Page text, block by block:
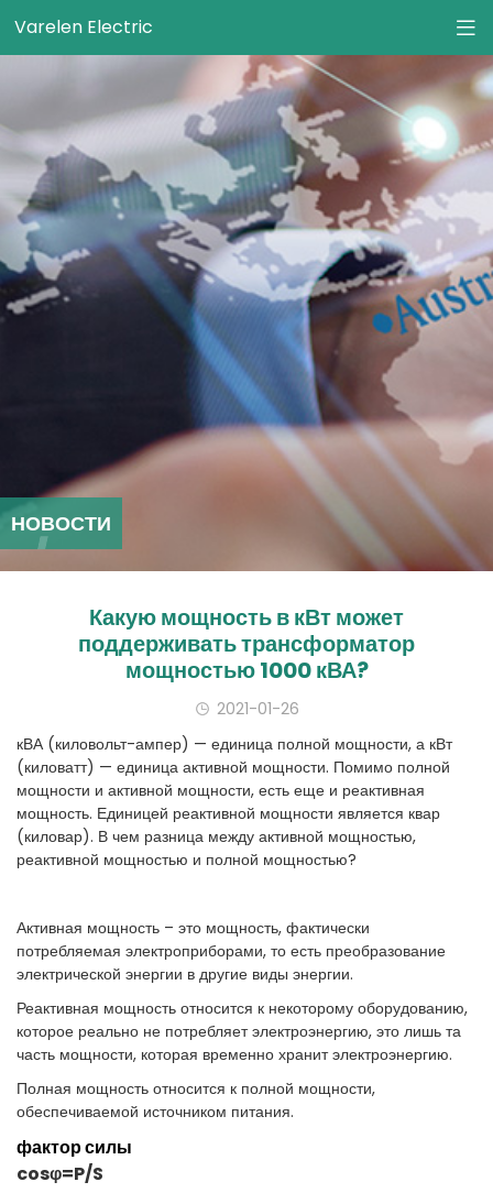
Varelen Electric
НОВОСТИ
Какую мощность в кВт может
поддерживать трансформатор
мощностью 1000 кВА?
2021-01-26
кВА (киловольт-ампер) — единица полной мощности, а кВт
(киловатт) — единица активной мощности. Помимо полной
мощности и активной мощности, есть еще и реактивная
мощность. Единицей реактивной мощности является квар
(киловар). В чем разница между активной мощностью,
реактивной мощностью и полной мощностью?
Активная мощность – это мощность, фактически
потребляемая электроприборами, то есть преобразование
электрической энергии в другие виды энергии.
Реактивная мощность относится к некоторому оборудованию,
которое реально не потребляет электроэнергию, это лишь та
часть мощности, которая временно хранит электроэнергию.
Полная мощность относится к полной мощности,
обеспечиваемой источником питания.
фактор силы
cosφ=P/S